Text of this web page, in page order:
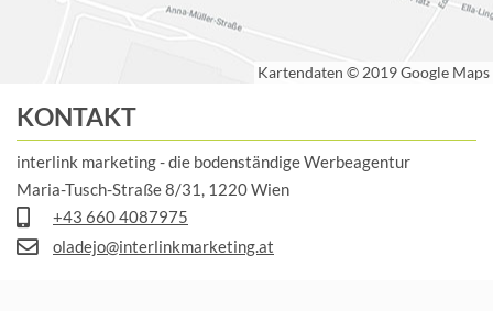
KONTAKT
interlink marketing - die bodenständige Werbeagentur
Maria-Tusch-Straße 8/31, 1220 Wien
+43 660 4087975
oladejo@interlinkmarketing.at